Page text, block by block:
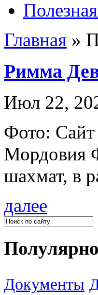
Главная »
Римма
Июл 22,
Фото: Сайт
Мордовия
шахмат, в
далее
Документы